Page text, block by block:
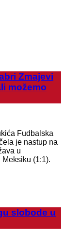
Zmajevi
možemo
Fudbalska
je nastup na
u
(1:1).
slobode u